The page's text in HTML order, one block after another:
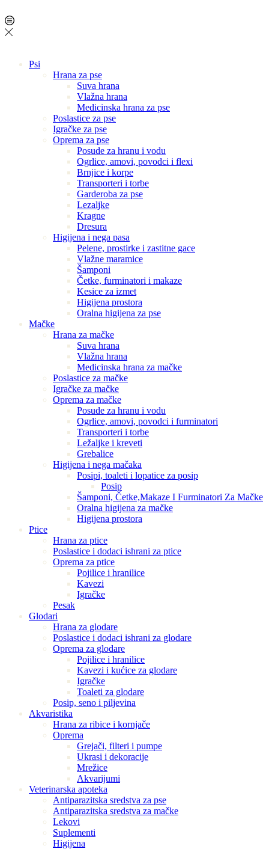
Psi
Hrana za pse
Suva hrana
Vlažna hrana
Medicinska hrana za pse
Poslastice za pse
Igračke za pse
Oprema za pse
Posude za hranu i vodu
Ogrlice, amovi, povodci i flexi
Brnjice i korpe
Transporteri i torbe
Garderoba za pse
Lezaljke
Kragne
Dresura
Higijena i nega pasa
Pelene, prostirke i zastitne gace
Vlažne maramice
Šamponi
Četke, furminatori i makaze
Kesice za izmet
Higijena prostora
Oralna higijena za pse
Mačke
Hrana za mačke
Suva hrana
Vlažna hrana
Medicinska hrana za mačke
Poslastice za mačke
Igračke za mačke
Oprema za mačke
Posude za hranu i vodu
Ogrlice, amovi, povodci i furminatori
Transporteri i torbe
Ležaljke i kreveti
Grebalice
Higijena i nega mačaka
Posipi, toaleti i lopatice za posip
Posip
Šamponi, Četke,Makaze I Furminatori Za Mačke
Oralna higijena za mačke
Higijena prostora
Ptice
Hrana za ptice
Poslastice i dodaci ishrani za ptice
Oprema za ptice
Pojilice i hranilice
Kavezi
Igračke
Pesak
Glodari
Hrana za glodare
Poslastice i dodaci ishrani za glodare
Oprema za glodare
Pojilice i hranilice
Kavezi i kućice za glodare
Igračke
Toaleti za glodare
Posip, seno i piljevina
Akvaristika
Hrana za ribice i kornjače
Oprema
Grejači, filteri i pumpe
Ukrasi i dekoracije
Mrežice
Akvarijumi
Veterinarska apoteka
Antiparazitska sredstva za pse
Antiparazitska sredstva za mačke
Lekovi
Suplementi
Higijena